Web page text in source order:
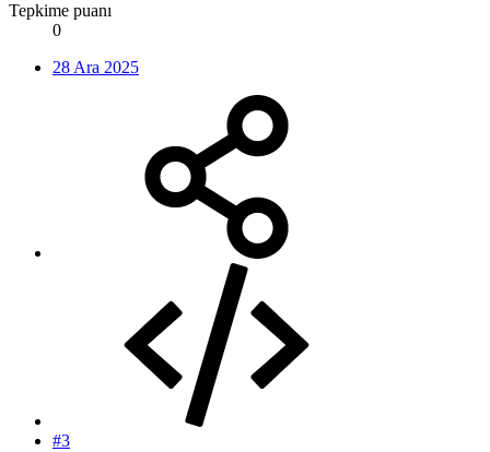
Tepkime puanı
0
28 Ara 2025
#3